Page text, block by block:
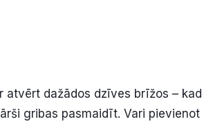
atvērt dažādos dzīves brīžos – kad
gribas pasmaidīt. Vari pievienot